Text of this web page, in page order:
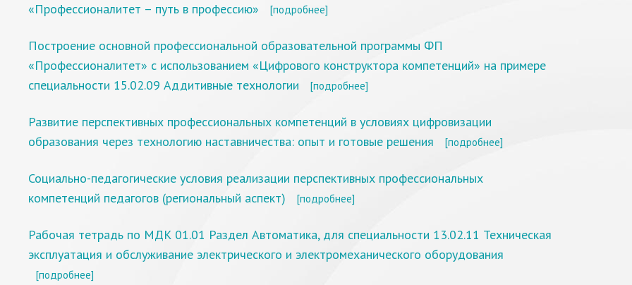
«Профессионалитет – путь в профессию»
[подробнее]
Построение основной профессиональной образовательной программы ФП
«Профессионалитет» с использованием «Цифрового конструктора компетенций» на примере
специальности 15.02.09 Аддитивные технологии
[подробнее]
Развитие перспективных профессиональных компетенций в условиях цифровизации
образования через технологию наставничества: опыт и готовые решения
[подробнее]
Социально-педагогические условия реализации перспективных профессиональных
компетенций педагогов (региональный аспект)
[подробнее]
Рабочая тетрадь по МДК 01.01 Раздел Автоматика, для специальности 13.02.11 Техническая
эксплуатация и обслуживание электрического и электромеханического оборудования
[подробнее]